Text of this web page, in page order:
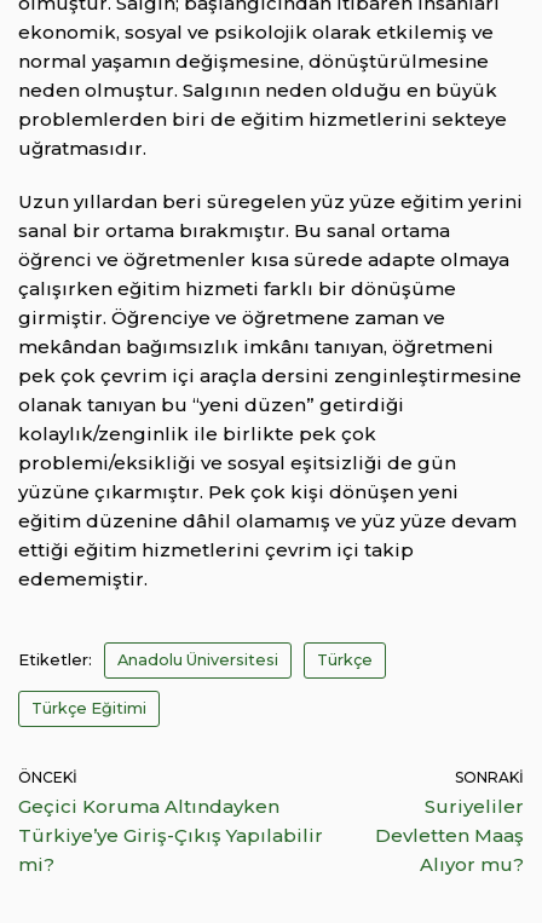
ekonomik, sosyal ve psikolojik olarak etkilemiş ve
normal yaşamın değişmesine, dönüştürülmesine
neden olmuştur. Salgının neden olduğu en büyük
problemlerden biri de eğitim hizmetlerini sekteye
uğratmasıdır.
Uzun yıllardan beri süregelen yüz yüze eğitim yerini
sanal bir ortama bırakmıştır. Bu sanal ortama
öğrenci ve öğretmenler kısa sürede adapte olmaya
çalışırken eğitim hizmeti farklı bir dönüşüme
girmiştir. Öğrenciye ve öğretmene zaman ve
mekândan bağımsızlık imkânı tanıyan, öğretmeni
pek çok çevrim içi araçla dersini zenginleştirmesine
olanak tanıyan bu “yeni düzen” getirdiği
kolaylık/zenginlik ile birlikte pek çok
problemi/eksikliği ve sosyal eşitsizliği de gün
yüzüne çıkarmıştır. Pek çok kişi dönüşen yeni
eğitim düzenine dâhil olamamış ve yüz yüze devam
ettiği eğitim hizmetlerini çevrim içi takip
edememiştir.
Etiketler: Anadolu Üniversitesi Türkçe
Türkçe Eğitimi
ÖNCEKI
Geçici Koruma Altındayken
Türkiye’ye Giriş-Çıkış Yapılabilir
mi?
SONRAKI
Suriyeliler
Devletten Maaş
Alıyor mu?